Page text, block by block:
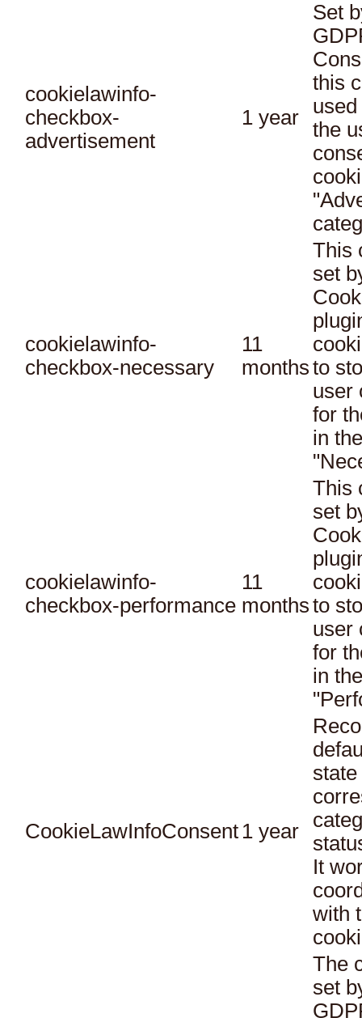
cookielawinfo-
checkbox-
advertisement
1 year
Set
this
the
cookielawinfo-
checkbox-necessary
11
months
This
set
to
user
for
in
cookielawinfo-
checkbox-performance
11
months
This
set
to
user
for
in
CookieLawInfoConsent 1 year
It
with
The
set